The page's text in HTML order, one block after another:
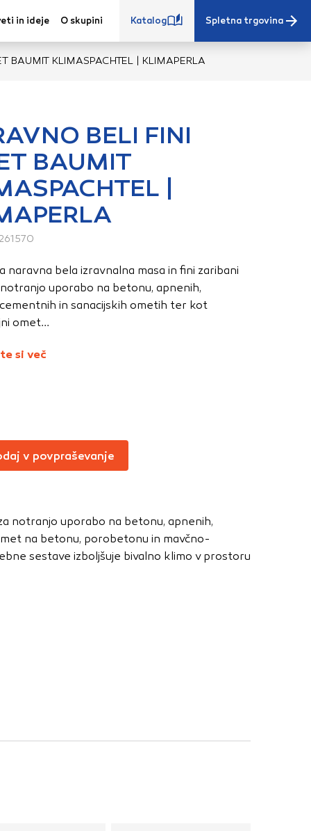
in ideje O skupini Katalog Spletna trgovina
BAUMIT KLIMASPACHTEL | KLIMAPERLA
BELI FINI
BAUMIT
|
naravna bela izravnalna masa in fini zaribani
uporabo na betonu, apnenih,
in sanacijskih ometih ter kot
omet...
si več
v povpraševanje
notranjo uporabo na betonu, apnenih,
na betonu, porobetonu in mavčno-
sestave izboljšuje bivalno klimo v prostoru
iz vašega
vaše nastavitve,
Te
zagotovijo bolj
Klikajte
Blokiranje
Več
izklopiti.
da brskalnik
ne bodo
Vedno aktivni
ki jih piškotki
kdaj ste
jih lahko
ustreznih oglasov
in